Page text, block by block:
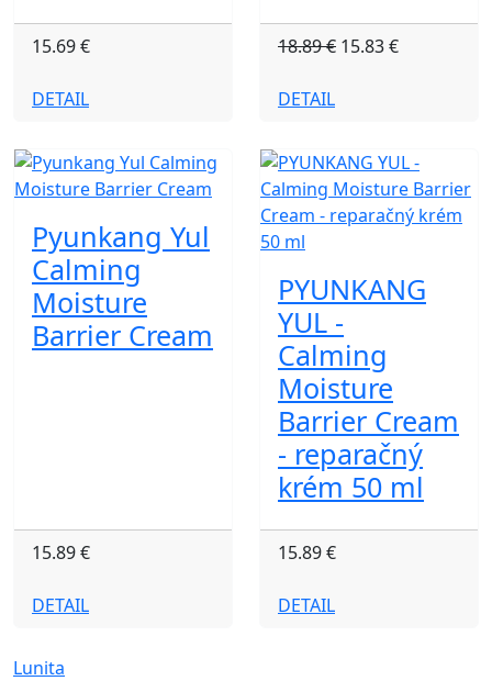
15.69 €
DETAIL
18.89 € 15.83 €
DETAIL
Pyunkang Yul
Calming
Moisture
Barrier Cream
15.89 €
DETAIL
PYUNKANG
YUL -
Calming
Moisture
Barrier Cream
- reparačný
krém 50 ml
15.89 €
DETAIL
Lunita